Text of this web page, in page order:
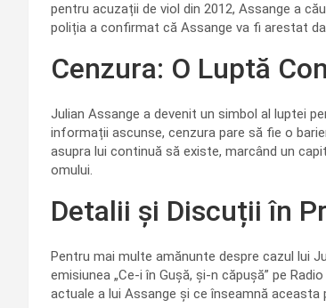
pentru acuzații de viol din 2012, Assange a
poliția a confirmat că Assange va fi arestat
Cenzura: O Luptă
Julian Assange a devenit un simbol al luptei
informații ascunse, cenzura pare să fie o
asupra lui continuă să existe, marcând un
omului.
Detalii și Discuții în
Pentru mai multe amănunte despre cazul lui
emisiunea „Ce-i în Gușă, și-n căpușă” pe
actuale a lui Assange și ce înseamnă aceasta